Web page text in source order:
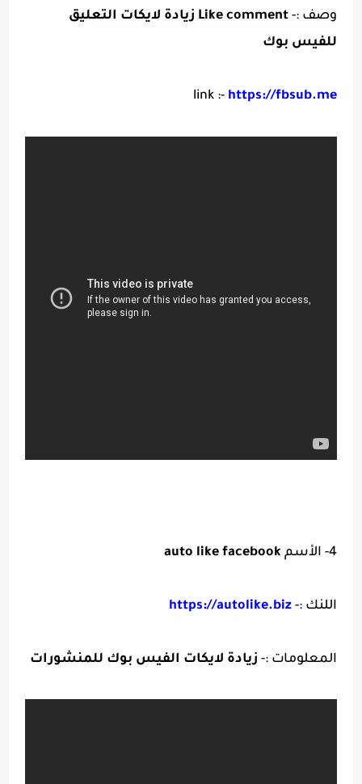
وصف :-
Like comment زيادة لايكات التعليق
للفيس بوك
link :- https://fbsub.me
4- الأسم auto like facebook
اللنك :-https://autolike.biz
المعلومات :- زيادة لايكات الفيس بوك للمنشورات